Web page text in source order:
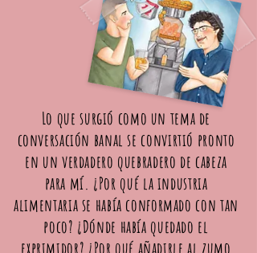
Lo que surgió como un tema de
conversación banal se convirtió pronto
en un verdadero quebradero de cabeza
para mí. ¿Por qué la industria
alimentaria se había conformado con tan
poco? ¿Dónde había quedado el
exprimidor? ¿Por qué añadirle al zumo